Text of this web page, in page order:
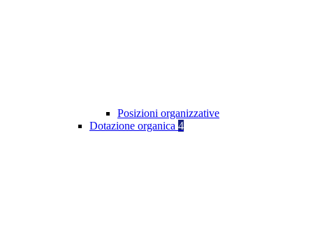
Posizioni organizzative
Dotazione organica 4